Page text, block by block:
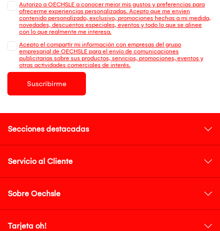
Autorizo a OECHSLE a conocer mejor mis gustos y preferencias para
ofrecerme experiencias personalizadas. Acepto que me envien
contenido personalizado, exclusivo, promociones hechas a mi medida,
novedades, descuentos especiales, eventos y todo lo que se alinee
con lo que realmente me interesa.
Acepto el compartir mi información con empresas del grupo
empresarial de OECHSLE para el envío de comunicaciones
publicitarias sobre sus productos, servicios, promociones, eventos y
otras actividades comerciales de interés.
Suscribirme
Secciones destacadas
Servicio al Cliente
Sobre Oechsle
Tarjeta oh!